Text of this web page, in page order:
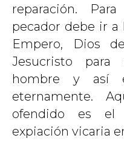
reparación.
pecador debe ir a
Empero, Dios
Jesucristo
hombre y así
eternamente.
ofendido es el
expiación vicaria